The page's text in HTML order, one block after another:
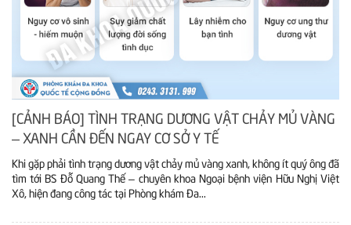
[CẢNH BÁO] TÌNH TRẠNG DƯƠNG VẬT CHẢY MỦ VÀNG
– XANH CẦN ĐẾN NGAY CƠ SỞ Y TẾ
Khi gặp phải tình trạng dương vật chảy mủ vàng xanh, không ít quý ông đã
tìm tới BS Đỗ Quang Thế – chuyên khoa Ngoại bệnh viện Hữu Nghị Việt
Xô, hiện đang công tác tại Phòng khám Đa...